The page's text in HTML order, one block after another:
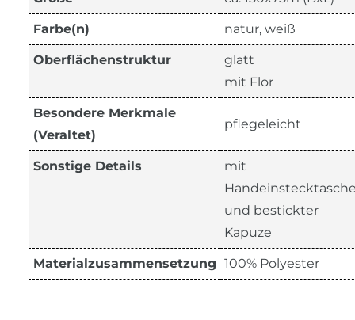
Farbe(n) natur, weiß
Oberflächenstruktur
glatt
mit Flor
Besondere Merkmale
(Veraltet)
pflegeleicht
Sonstige Details
mit
und bestickter
Kapuze
Materialzusammensetzung 100% Polyester